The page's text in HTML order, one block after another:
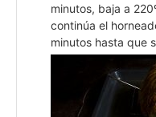
minutos, baja a
continúa el
minutos hasta que